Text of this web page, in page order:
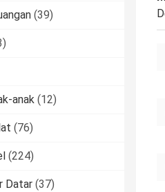
(39)
anak (12)
(76)
(224)
Datar (37)